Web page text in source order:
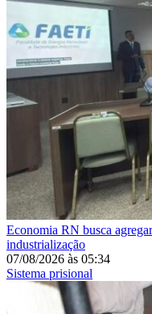
Economia RN busca
industrialização
07/08/2026 às 05:34
Sistema prisional